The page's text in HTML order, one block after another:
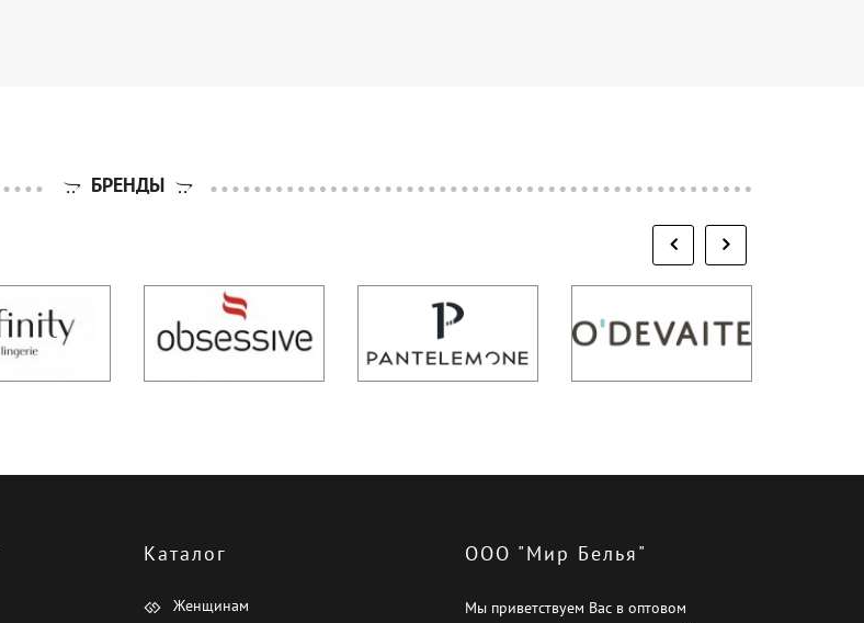
БРЕНДЫ
Каталог
Женщинам
ООО "Мир Белья"
Мы приветствуем Вас в оптовом